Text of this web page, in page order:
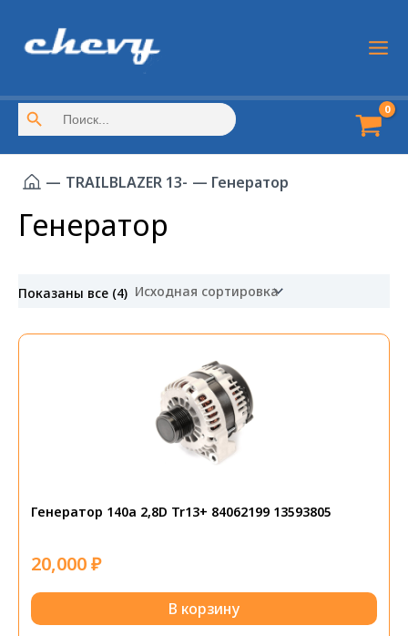
содержимому
Main
Search
for:
Search Button
— TRAILBLAZER 13- — Генератор
Генератор
Показаны все (4)
Генератор 140а 2,8D Tr13+ 84062199 13593805
20,000₽
В корзину